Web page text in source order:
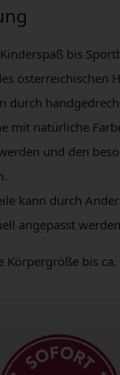
bis
österreichischen
durch
mit natürliche
und den
kann durch
angepasst
Körpergröße bis